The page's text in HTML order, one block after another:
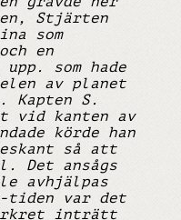
Stjärten
som
en
som hade
av planet
Kapten S.
vid kanten av
körde han
så att
Det ansågs
avhjälpas
tiden var det
inträtt